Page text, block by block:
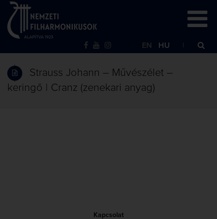
EN HU
Strauss Johann – Művészélet –
keringő | Cranz (zenekari anyag)
Kapcsolat